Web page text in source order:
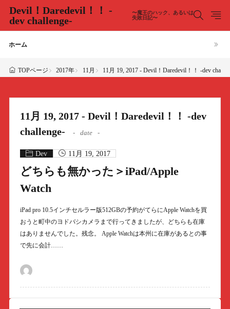
Devil！Daredevil！！ -
dev challenge-
〜魔王のハック、あるいは
失敗日記〜
ホーム
TOPページ 2017年 11月 11月 19, 2017 - Devil！Daredevil！！ -dev
11月 19, 2017 - Devil！Daredevil！！ -dev
challenge-
date
Dev 11月 19, 2017
どちらも無かった＞iPad/Apple
Watch
iPad pro 10.5インチセルラー版512GBの予約がてらにApple Watchを買
おうと町中のヨドバシカメラまで行ってきましたが、どちらも在庫
はありませんでした。残念。 Apple Watchは本州に在庫があるとの事
で先に会計……